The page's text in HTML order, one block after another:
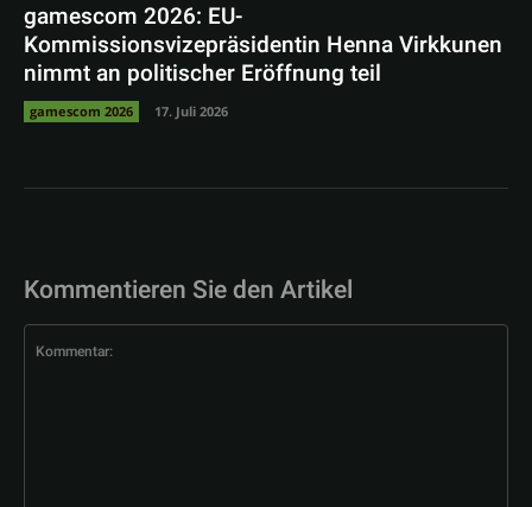
gamescom 2026: EU-
Kommissionsvizepräsidentin Henna Virkkunen
nimmt an politischer Eröffnung teil
gamescom 2026 17. Juli 2026
Kommentieren Sie den Artikel